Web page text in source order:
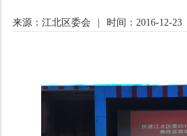
来源：江北区委会 时间：2016-12-23